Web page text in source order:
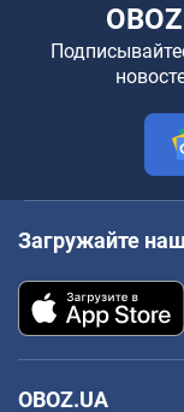
Загружайте
OBOZ.UA